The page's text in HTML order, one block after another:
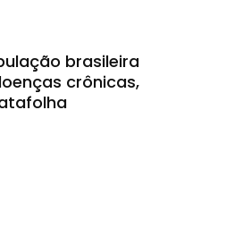
brasileira
crônicas,